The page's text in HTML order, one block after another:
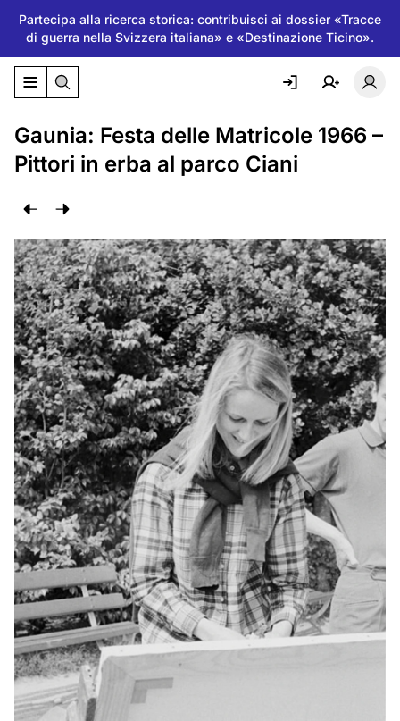
Partecipa alla ricerca storica: contribuisci ai dossier «Tracce
di guerra nella Svizzera italiana» e «Destinazione Ticino».
Attiva/disattiva il menu di navigazione
Gaunia: Festa delle Matricole 1966 –
Pittori in erba al parco Ciani